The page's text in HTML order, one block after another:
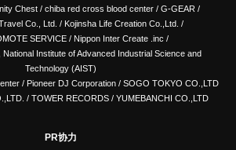
Chest/ chiba red cross blood center/ G-GEAR /
Co., Ltd. / Kojinsha Life Creation Co.,Ltd. /
SERVICE/ Nippon Inter Create .inc /
Institute of Advanced Industrial Science and
Technology (AIST)
/ Pioneer DJ Corporation/ SOGO TOKYO CO.,LTD
/ TOWER RECORDS/ YUMEBANCHI CO.,LTD
PR协力